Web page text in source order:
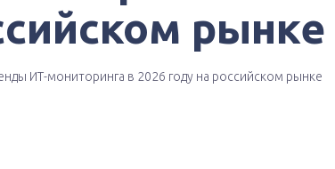
рынке
ИТ-мониторинга в 2026 году на российском рынке